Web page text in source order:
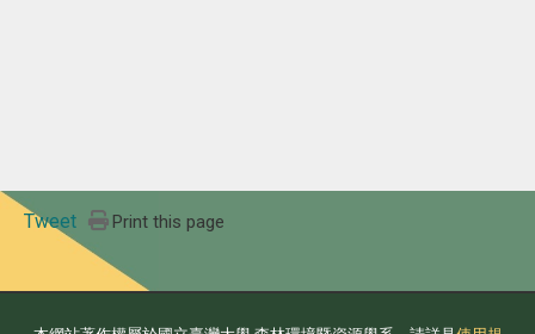
Tweet Print this page